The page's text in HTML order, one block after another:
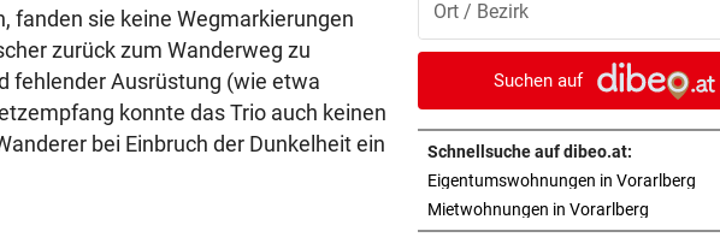
fanden sie keine Wegmarkierungen
zurück zum Wanderweg zu
fehlender Ausrüstung (wie etwa
konnte das Trio auch keinen
bei Einbruch der Dunkelheit ein
EINSATZ IN BLUDENZ
Schubhäftling gelingt bei
Transport die Flucht
Zyprer schrottet
Huracan auf Alpenpass
TOT GEBORGEN vor
Suchen auf
Schnellsuche auf dibeo.at:
Eigentumswohnungen in Vorarlberg
Mietwohnungen in Vorarlberg